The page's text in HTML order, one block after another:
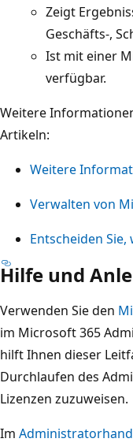
Zeigt
Geschäfts-,
Ist mit einer
verfügbar.
Weitere
Artikeln:
Weitere
Verwalten von
Entscheiden
Hilfe und
Verwenden Sie den
im Microsoft 365
hilft Ihnen dieser
Durchlaufen des
Lizenzen zuzuweisen.
Im